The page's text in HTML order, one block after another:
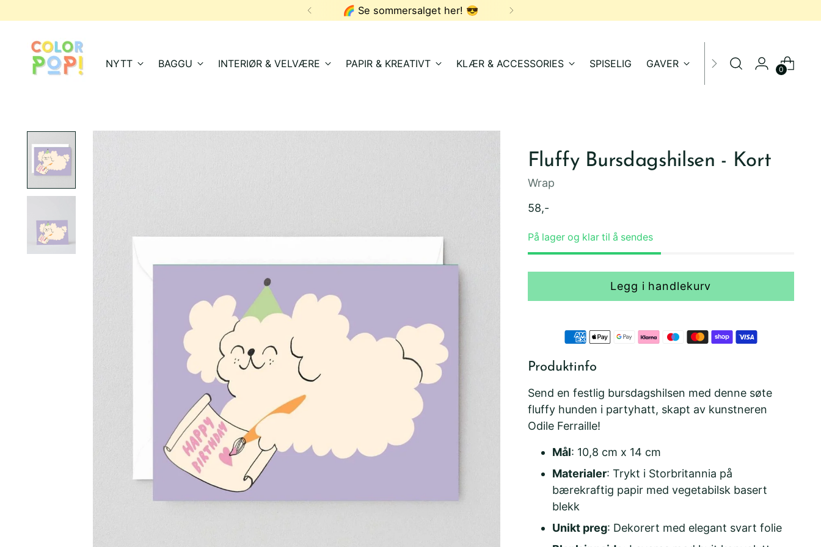
🌈 Se sommersalget her! 😎
NYTT BAGGU INTERIØR & VELVÆRE PAPIR & KREATIVT KLÆR & ACCESSORIES SPISELIG GAVER SALG 0
Fluffy Bursdagshilsen - Kort
Wrap
Ordinær
58,-
På lager og klar til å sendes
Legg i handlekurv
Produktinfo
Send en festlig bursdagshilsen med denne søte
fluffy hunden i partyhatt, skapt av kunstneren
Odile Ferraille!
Mål: 10,8 cm x 14 cm
Materialer: Trykt i Storbritannia på
bærekraftig papir med vegetabilsk basert
blekk
Unikt preg: Dekorert med elegant svart folie